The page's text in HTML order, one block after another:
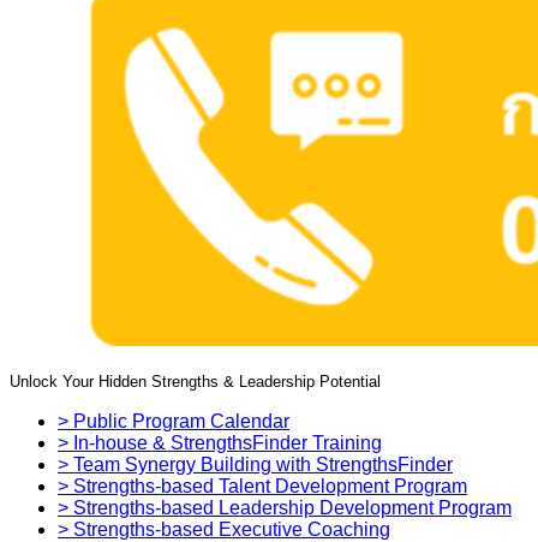
Unlock Your Hidden Strengths & Leadership Potential
> Public Program Calendar
> In-house & StrengthsFinder Training
> Team Synergy Building with StrengthsFinder
> Strengths-based Talent Development Program
> Strengths-based Leadership Development Program
> Strengths-based Executive Coaching